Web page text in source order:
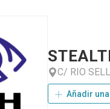
C/ RIO
Añadir